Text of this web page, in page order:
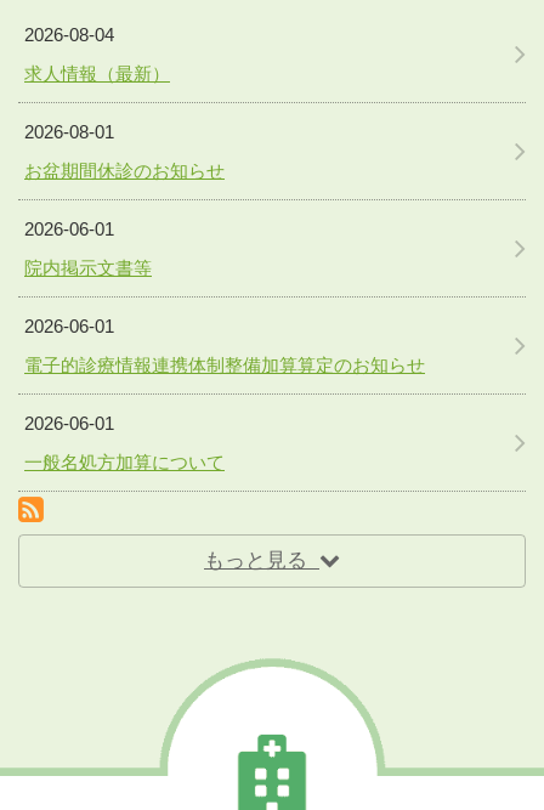
2026-08-04
求人情報（最新）
2026-08-01
お盆期間休診のお知らせ
2026-06-01
院内掲示文書等
2026-06-01
電子的診療情報連携体制整備加算算定のお知らせ
2026-06-01
一般名処方加算について
RSS(別ウィンドウで開きます)
もっと見る